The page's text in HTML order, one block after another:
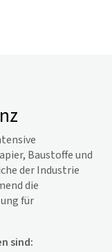
Baustoffe und
der Industrie
die
für
sind: